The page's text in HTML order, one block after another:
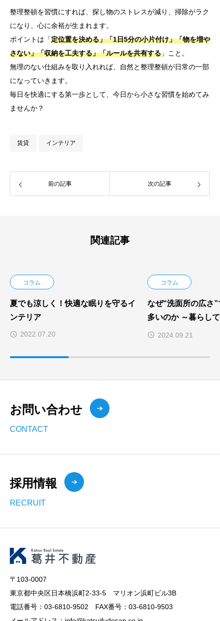
整理整頓を習慣にすれば、探し物のストレスが減り、掃除がラク
になり、心に余裕が生まれます。
ポイントは「定位置を決める」「1日5分の小片付け」「物を増や
さない」「収納を工夫する」「ルールを共有する 」こと。
無理のない仕組みを取り入れれば、自然と整理整頓が日常の一部
になっていきます。
毎日を快適にする第一歩として、今日から小さな習慣を始めてみ
ませんか？
賃貸 インテリア
前の記事 次の記事
関連記事
コラム
夏でも涼しく！快適な眠りを守るイ
ンテリア
2022.07.20
コラム
なぜ“洗面所の広さ
多いのか ～暮らし
不便とストレスの正
2024.09.21
お問い合わせ
CONTACT
採用情報
RECRUIT
〒103-0007
東京都中央区日本橋浜町2-33-5 マリオン浜町ビル3B
電話番号：03-6810-9502 FAX番号：03-6810-9503